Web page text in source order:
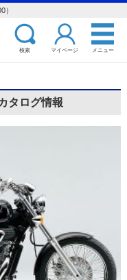
）
検索 マイページ メニュー
タログ情報